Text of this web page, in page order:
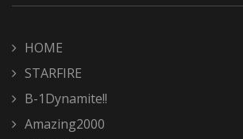
HOME
STARFIRE
B-1Dynamite!!
Amazing2000